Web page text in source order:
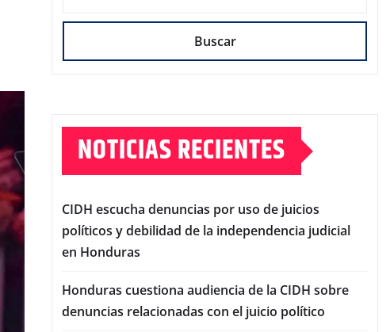
Buscar
NOTICIAS RECIENTES
CIDH escucha denuncias por uso de juicios
políticos y debilidad de la independencia judicial
en Honduras
Honduras cuestiona audiencia de la CIDH sobre
denuncias relacionadas con el juicio político